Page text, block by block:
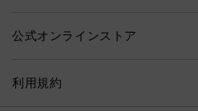
公式オンラインストア
利用規約